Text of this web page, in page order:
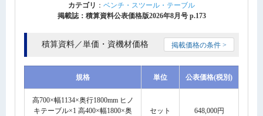
カテゴリ ： ベンチ・スツール・テーブル
掲載誌：積算資料公表価格版2026年8月号 p.173
積算資料／単価・資機材価格 掲載価格の条件 >
規格 単位 公表価格(税別)
高700×幅1134×奥行1800mm ヒノ
キテーブル×1 高400×幅1800×奥
セット 648,000円